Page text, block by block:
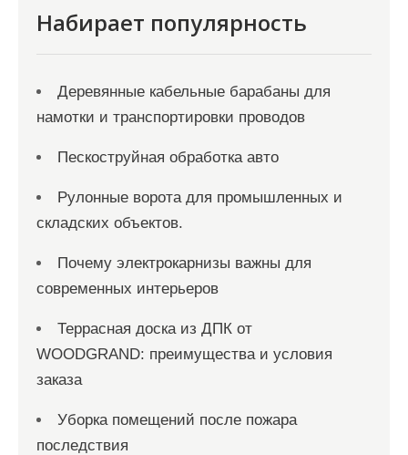
Набирает популярность
Деревянные кабельные барабаны для
намотки и транспортировки проводов
Пескоструйная обработка авто
Рулонные ворота для промышленных и
складских объектов.
Почему электрокарнизы важны для
современных интерьеров
Террасная доска из ДПК от
WOODGRAND: преимущества и условия
заказа
Уборка помещений после пожара
последствия